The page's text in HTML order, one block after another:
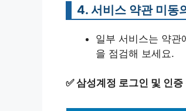
4. 서비스 약관 미동
일부 서비스는 약관
을 점검해 보세요.
✅삼성계정 로그인 및 인